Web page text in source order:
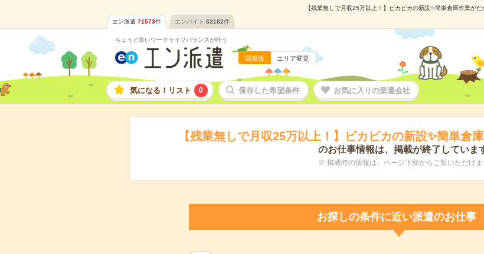
【残業無しで月収25万以上！】ピカピカの新設✨簡単倉庫作業が
エン派遣 71573件 エンバイト 82182件
ちょうど良いワークライフバランスが叶う
関東版 エリア変更
気になる！リスト 0 保存した希望条件 お気に入りの派遣会社
【残業無しで月収25万以上！】ピカピカの新設✨簡単倉
のお仕事情報は、掲載が終了していま
※ 掲載時の情報は、ページ下部からご覧いただけま
お探しの条件に近い派遣のお仕事